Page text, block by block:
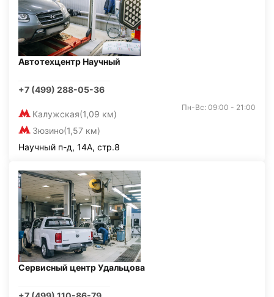
Автотехцентр Научный
+7 (499) 288-05-36
Калужская(1,09 км)
Зюзино(1,57 км)
Пн-Вс: 09:00 - 21:00
Научный п-д, 14А, стр.8
Сервисный центр Удальцова